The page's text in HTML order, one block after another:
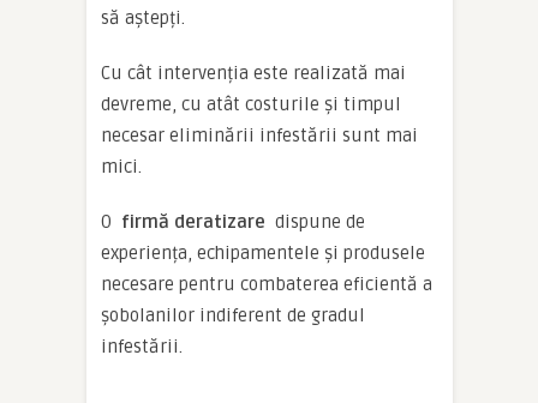
să aștepți.
Cu cât intervenția este realizată mai
devreme, cu atât costurile și timpul
necesar eliminării infestării sunt mai
mici.
O firmă deratizare dispune de
experiența, echipamentele și produsele
necesare pentru combaterea eficientă a
șobolanilor indiferent de gradul
infestării.